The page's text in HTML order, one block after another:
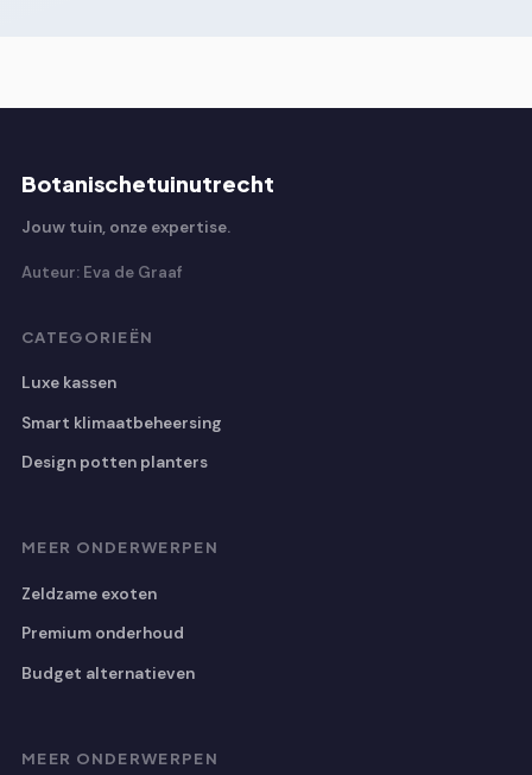
Botanischetuinutrecht
Jouw tuin, onze expertise.
Auteur: Eva de Graaf
CATEGORIEËN
Luxe kassen
Smart klimaatbeheersing
Design potten planters
MEER ONDERWERPEN
Zeldzame exoten
Premium onderhoud
Budget alternatieven
MEER ONDERWERPEN